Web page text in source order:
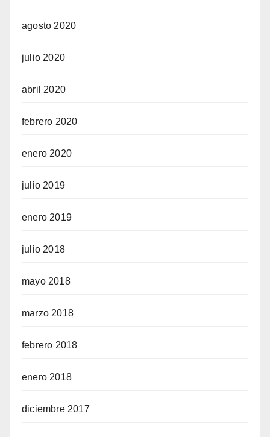
agosto 2020
julio 2020
abril 2020
febrero 2020
enero 2020
julio 2019
enero 2019
julio 2018
mayo 2018
marzo 2018
febrero 2018
enero 2018
diciembre 2017